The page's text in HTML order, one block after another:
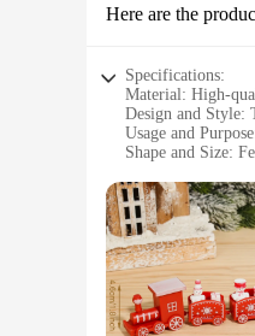
Here are the
Specifications:
Material: High-
Design and Style:
Usage and
Shape and Size:
Parts and
Features:
**Celebrate the
Embrace the
traditional touch
of the holiday